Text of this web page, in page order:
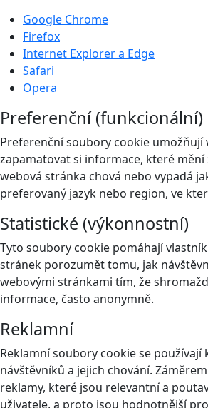
Google Chrome
Firefox
Internet Explorer a Edge
Safari
Opera
Preferenční (funkcionální)
Preferenční soubory cookie umožňují
zapamatovat si informace, které mění
webová stránka chová nebo vypadá
preferovaný jazyk nebo region, ve
Statistické (výkonnostní)
Tyto soubory cookie pomáhají
stránek porozumět tomu, jak
webovými stránkami tím, že
informace, často anonymně.
Reklamní
Reklamní soubory cookie se používají
návštěvníků a jejich chování.
reklamy, které jsou relevantní a
uživatele, a proto jsou hodnotnější